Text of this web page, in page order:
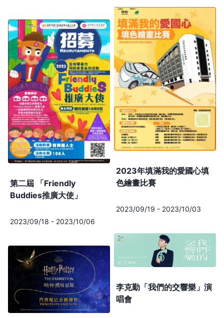
第二屆 「Friendly
Buddies推廣大使」
2023/09/18 - 2023/10/06
2023年填滿我的愛國心填
色繪畫比賽
2023/09/19 - 2023/10/03
李克勤「我們的交響樂」演
唱會